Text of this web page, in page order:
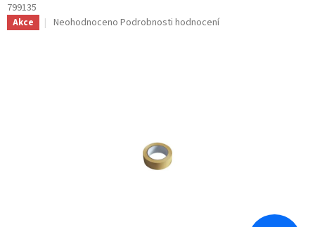
799135
Akce
Průměrné
Neohodnoceno Podrobnosti hodnocení